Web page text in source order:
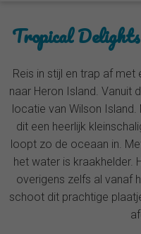
Tropical Delights
Reis in stijl en trap af
naar Heron Island. Vanuit
locatie van Wilson
dit een heerlijk
loopt zo de oceaan in.
het water is kraakhelder.
overigens zelfs al vanaf
schoot dit prachtige